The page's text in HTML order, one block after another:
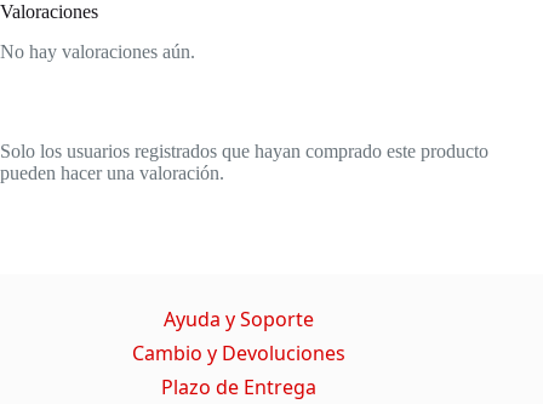
Valoraciones
No hay valoraciones aún.
Solo los usuarios registrados que hayan comprado este producto
pueden hacer una valoración.
Ayuda y Soporte
Cambio y Devoluciones
Plazo de Entrega